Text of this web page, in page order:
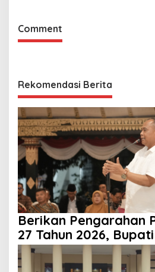
Comment
Rekomendasi Berita
Berikan Pengarahan
27 Tahun 2026,
Tekankan
Pelayanan